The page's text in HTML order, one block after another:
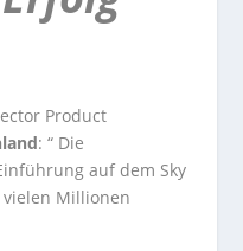
Product
: “ Die
auf dem Sky
vielen Millionen